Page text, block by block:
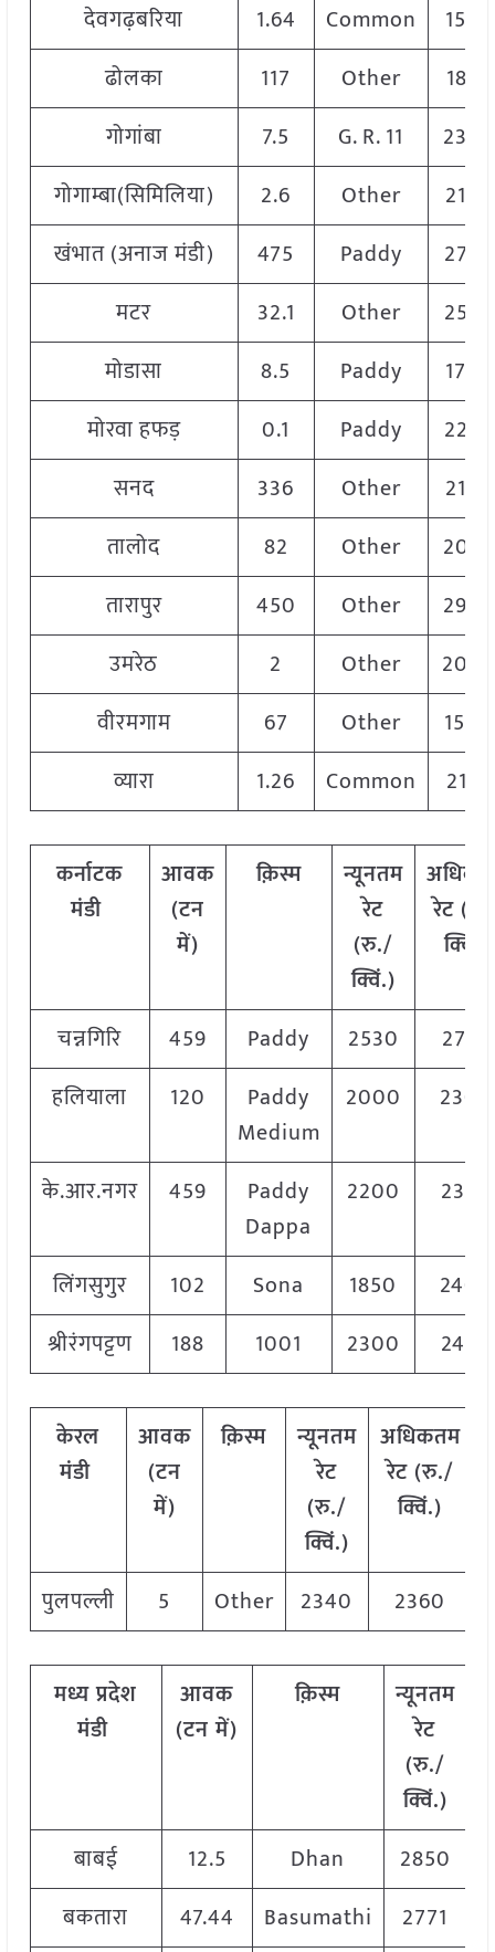
देवगढ़बरिया 1.64 Common
1560
ढोलका
117 Other
1855
गोगांबा
7.5 G. R. 11
2300
गोगाम्बा(सिमिलिया)
2.6 Other
2150
खंभात (अनाज मंडी)
475 Paddy
2750
मटर
32.1 Other
2530
मोडासा
8.5 Paddy
1700
मोरवा हफड़
0.1 Paddy
2250
सनद
336 Other
2150
तालोद
82 Other
2050
तारापुर
450 Other
2900
उमरेठ
2 Other
वीरमगाम
67 Other
1500
व्यारा
1.26 Common 2175
कर्नाटक
मंडी
आवक
(टन
में)
क़िस्म
न्यूनतम
रेट
(रु./
क्विं.)
रेट
क्विं.)
चन्नगिरि 459 Paddy 2530
2723
हलियाला
120
Paddy
Medium
2000 2300
के.आर.नगर 459
Paddy
Dappa
2200 2350
लिंगसुगुर 102 Sona 1850
2400
श्रीरंगपट्टण
188 1001 2300 2450
केरल
मंडी
आवक
(टन
में)
क़िस्म
न्यूनतम
रेट
(रु./
क्विं.)
अधिकतम
रेट (रु./
क्विं.)
पुलपल्ली 5 Other 2340 2360
मध्य प्रदेश
मंडी
आवक
(टन में)
क़िस्म
न्यूनतम
रेट
(रु./
क्विं.)
बाबई 12.5 Dhan 2850
बकतारा
47.44 Basumathi 2771